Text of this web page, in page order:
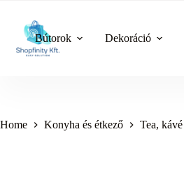
content
Bútorok Dekoráció
Home Konyha és étkező Tea, kávé